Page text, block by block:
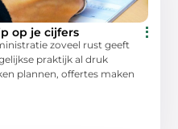
op je cijfers
zoveel rust geeft
praktijk al druk
plannen, offertes maken